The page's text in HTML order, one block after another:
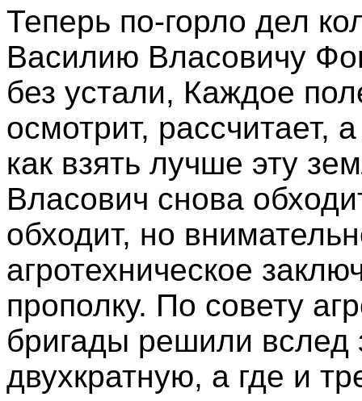
Теперь по-горло дел
Василию Власовичу
без устали, Каждое
осмотрит, рассчитает,
как взять лучше эту
Власович снова
обходит, но
агротехническое
прополку. По совету
бригады решили вслед
двухкратную, а где и